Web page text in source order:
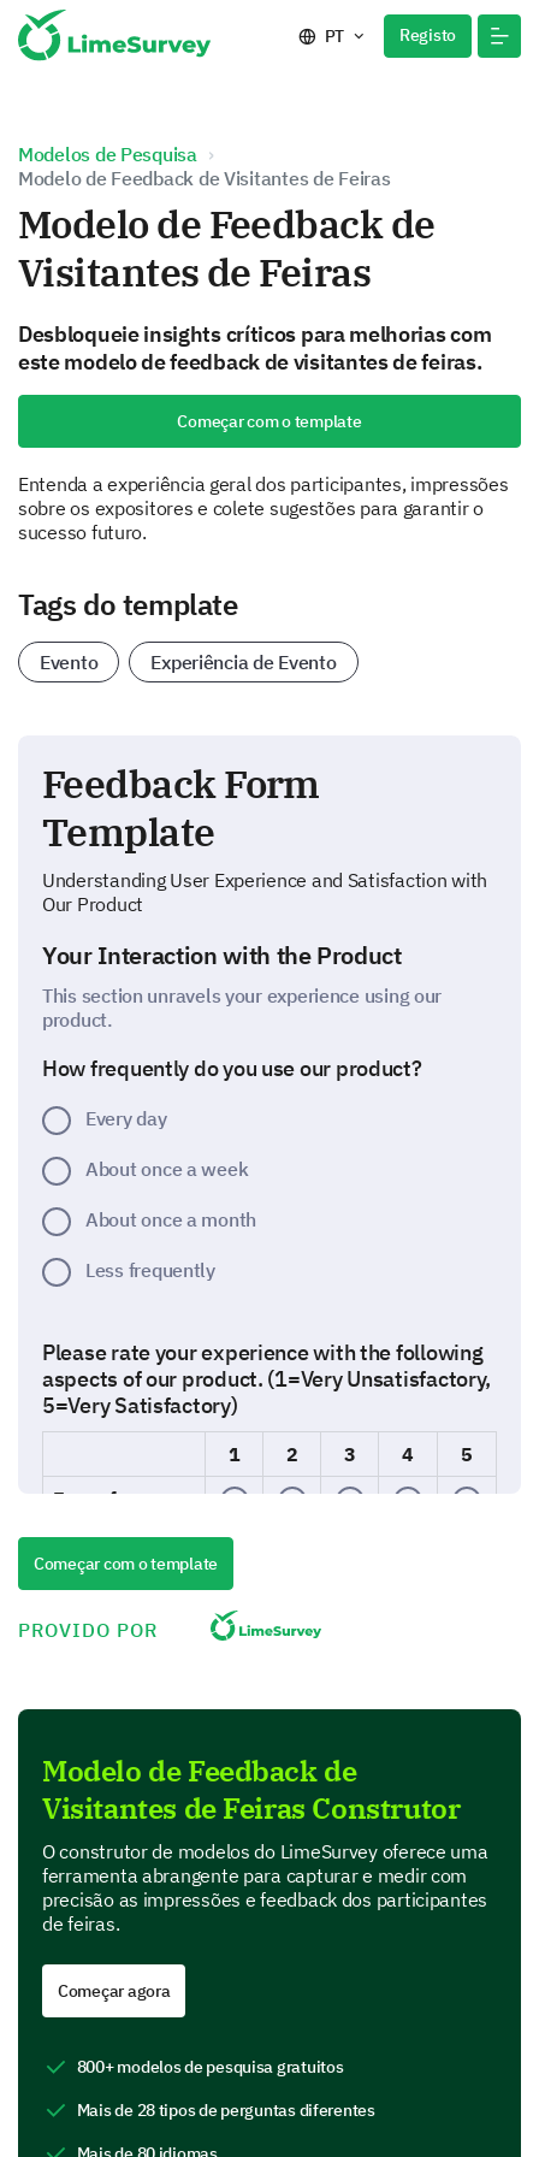
PT Registo
Modelos de Pesquisa
Modelo de Feedback de Visitantes de Feiras
Modelo de Feedback de
Visitantes de Feiras
Desbloqueie insights críticos para melhorias com
este modelo de feedback de visitantes de feiras.
Começar com o template
Entenda a experiência geral dos participantes, impressões
sobre os expositores e colete sugestões para garantir o
sucesso futuro.
Tags do template
Evento Experiência de Evento
Feedback Form
Template
Understanding User Experience and Satisfaction with
Our Product
Your Interaction with the Product
This section unravels your experience using our
product.
How frequently do you use our product?
Every day
About once a week
About once a month
Less frequently
Please rate your experience with the following
aspects of our product. (1=Very Unsatisfactory,
5=Very Satisfactory)
1 2 3 4
5
Ease of use
Performance
In this section, we are interested in your perspective
on specific features of our product.
Which features of our product do you find most
useful? (Select all that apply)
Feature A
Feature D
Começar com o template
PROVIDO POR
Modelo de Feedback de
Visitantes de Feiras Construtor
O construtor de modelos do LimeSurvey oferece uma
ferramenta abrangente para capturar e medir com
precisão as impressões e feedback dos participantes
de feiras.
Começar agora
800+ modelos de pesquisa gratuitos
Mais de 28 tipos de perguntas diferentes